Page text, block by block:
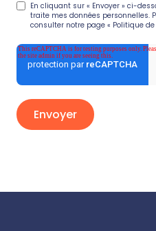
En cliquant sur « Envoyer » ci-
traite mes données personnelles.
consulter notre page « Politique